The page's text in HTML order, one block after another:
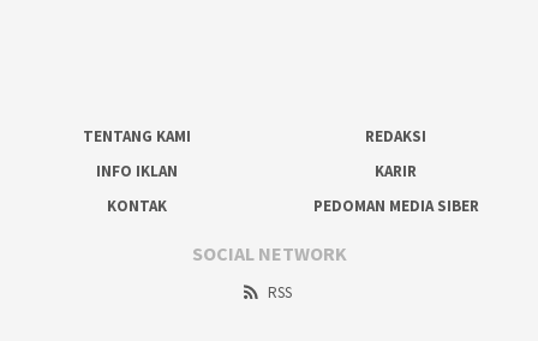
TENTANG KAMI
REDAKSI
INFO IKLAN
KARIR
KONTAK
PEDOMAN MEDIA SIBER
SOCIAL NETWORK
RSS